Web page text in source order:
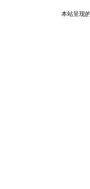
本站呈现